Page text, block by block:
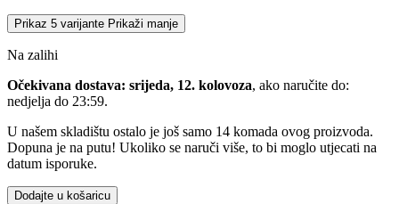
Prikaz 5 varijante Prikaži manje
Na zalihi
Očekivana dostava: srijeda, 12. kolovoza, ako naručite do:
nedjelja do 23:59.
U našem skladištu ostalo je još samo 14 komada ovog proizvoda.
Dopuna je na putu! Ukoliko se naruči više, to bi moglo utjecati na
datum isporuke.
Dodajte u košaricu